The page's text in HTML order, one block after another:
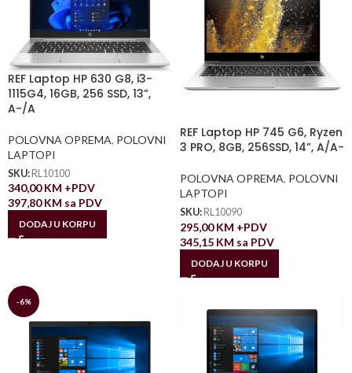
REF Laptop HP 630 G8, i3-
1115G4, 16GB, 256 SSD, 13”,
A-/A
POLOVNA OPREMA, POLOVNI
LAPTOPI
SKU: RL10100
340,00KM +PDV
397,80KM sa PDV
DODAJ U KORPU
REF Laptop HP 745 G6, Ryzen
3 PRO, 8GB, 256SSD, 14”, A/A-
POLOVNA OPREMA, POLOVNI
LAPTOPI
SKU: RL10090
295,00KM +PDV
345,15 KM sa PDV
DODAJ U KORPU
-6%